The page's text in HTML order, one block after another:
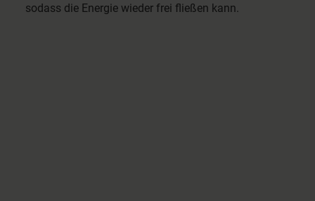
sodass die Energie wieder frei fließen kann.